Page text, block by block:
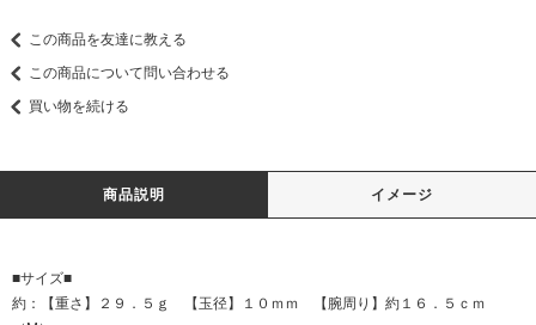
この商品を友達に教える
この商品について問い合わせる
買い物を続ける
商品説明 イメージ
■サイズ■
約：【重さ】２９．５ｇ 【玉径】１０ｍｍ 【腕周り】約１６．５ｃｍ